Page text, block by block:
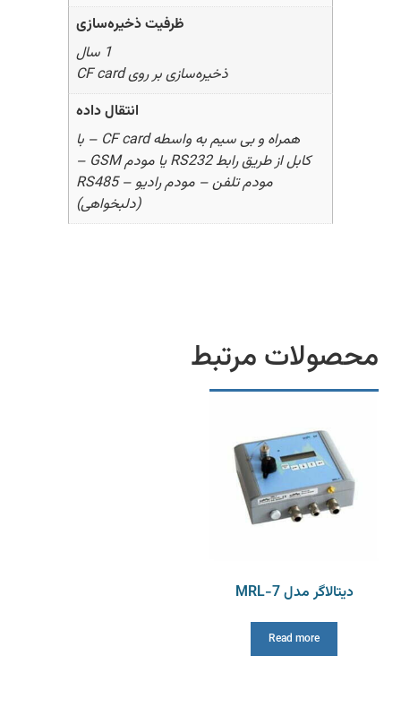
ظرفیت ذخیره‌سازی
1 سال
ذخیره‌سازی بر روی CF card
انتقال داده
همراه و بی سیم به واسطه CF card – با
کابل از طریق رابط RS232 یا مودم GSM –
مودم تلفن – مودم رادیو – RS485
(دلبخواهی)
محصولات مرتبط
دیتالاگر مدل MRL-7
Read more